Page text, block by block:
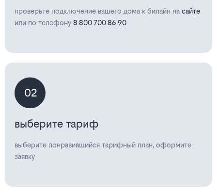
проверьте подключение вашего дома к билайн на сайте
или по телефону 8 800 700 86 90
02
выберите тариф
выберите понравившийся тарифный план, оформите
заявку